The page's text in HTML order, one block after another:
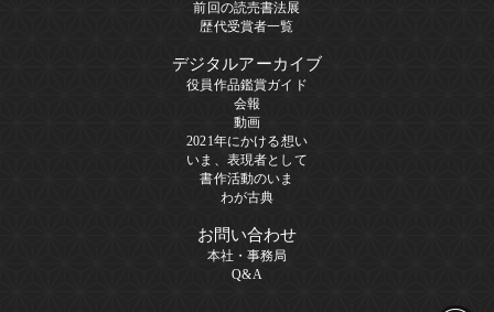
前回の読売書法展
歴代受賞者一覧
デジタルアーカイブ
役員作品鑑賞ガイド
会報
動画
2021年にかける想い
いま、表現者として
書作活動のいま
わが古典
お問い合わせ
本社・事務局
Q&A